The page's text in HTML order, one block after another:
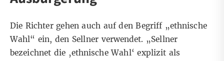
Die Richter gehen auch auf den Begriff „ethnische
Wahl“ ein, den Sellner verwendet. „Sellner
bezeichnet die ‚ethnische Wahl‘ explizit als